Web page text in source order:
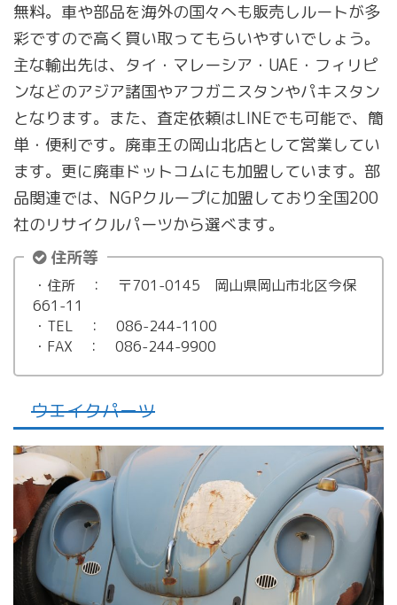
無料。車や部品を海外の国々へも販売しルートが多
彩ですので高く買い取ってもらいやすいでしょう。
主な輸出先は、タイ・マレーシア・UAE・フィリピ
ンなどのアジア諸国やアフガニスタンやパキスタン
となります。また、査定依頼はLINEでも可能で、簡
単・便利です。廃車王の岡山北店として営業してい
ます。更に廃車ドットコムにも加盟しています。部
品関連では、NGPクループに加盟しており全国200
社のリサイクルパーツから選べます。
住所等
・住所 ： 〒701-0145 岡山県岡山市北区今保
661-11
・TEL ： 086-244-1100
・FAX ： 086-244-9900
ウエイクパーツ